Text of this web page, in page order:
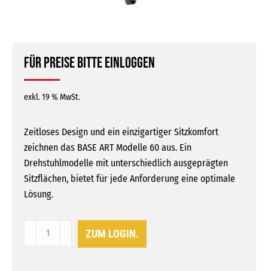
Für Preise bitte einloggen
exkl. 19 % MwSt.
Zeitloses Design und ein einzigartiger Sitzkomfort
zeichnen das BASE ART Modelle 60 aus. Ein
Drehstuhlmodelle mit unterschiedlich ausgeprägten
Sitzflächen, bietet für jede Anforderung eine optimale
Lösung.
Bürodrehstuhl
ZUM LOGIN.